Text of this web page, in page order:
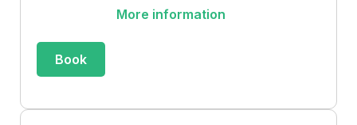
More information
Book